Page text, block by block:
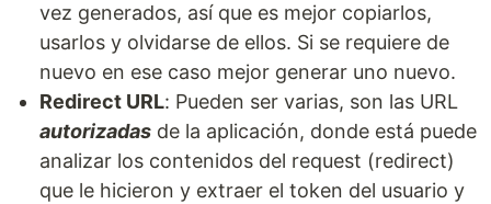
vez generados, así que es mejor copiarlos,
usarlos y olvidarse de ellos. Si se requiere de
nuevo en ese caso mejor generar uno nuevo.
Redirect URL: Pueden ser varias, son las URL
autorizadas de la aplicación, donde está puede
analizar los contenidos del request (redirect)
que le hicieron y extraer el token del usuario y